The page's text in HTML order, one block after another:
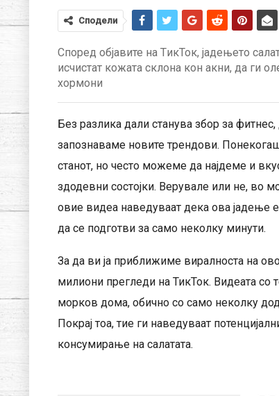
Сподели
Според објавите на TикТок, јадењето
исчистат кожата склона кон акни, да ги
хормони
Без разлика дали станува збор за
запознаваме новите трендови.
станот, но често можеме да најдеме и
здодевни состојки. Верувале или не, во
овие видеа наведуваат дека ова јадење
да се подготви за само неколку минути.
За да ви ја приближиме виралноста на
милиони прегледи на ТикТок. Видеата со
морков дома, обично со само неколку
Покрај тоа, тие ги наведуваат
консумирање на салатата.